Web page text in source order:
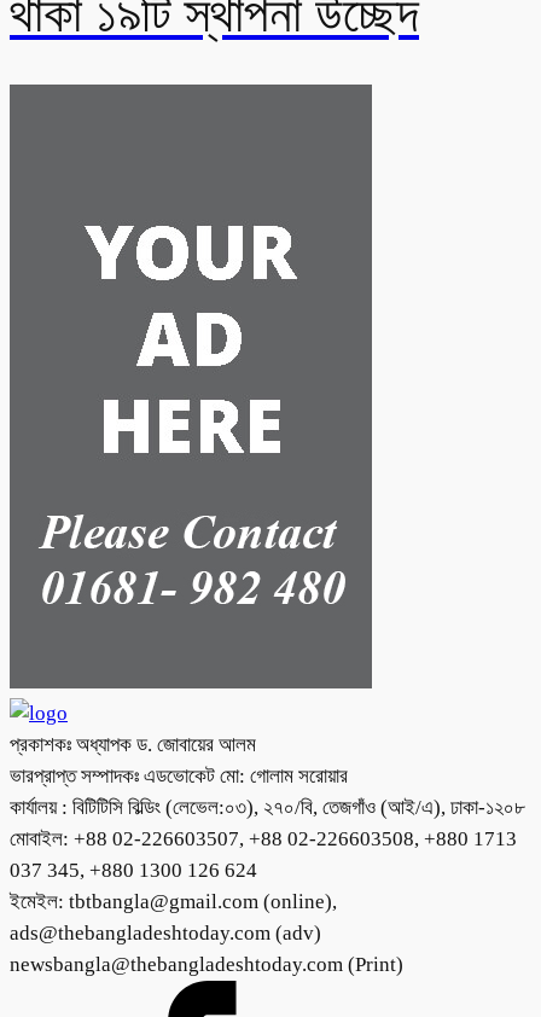
থাকা ১৯টি স্থাপনা উচ্ছেদ
প্রকাশকঃ অধ্যাপক ড. জোবায়ের আলম
ভারপ্রাপ্ত সম্পাদকঃ এডভোকেট মো: গোলাম সরোয়ার
কার্যালয় : বিটিটিসি বিল্ডিং (লেভেল:০৩), ২৭০/বি, তেজগাঁও (আই/এ), ঢাকা-১২০৮
মোবাইল: +88 02-226603507, +88 02-226603508, +880 1713
037 345, +880 1300 126 624
ইমেইল: tbtbangla@gmail.com (online),
ads@thebangladeshtoday.com (adv)
newsbangla@thebangladeshtoday.com (Print)